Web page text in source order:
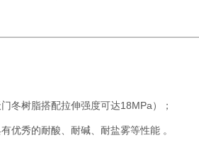
冬树脂搭配拉伸强度可达18MPa）；
优秀的耐酸、耐碱、耐盐雾等性能 。